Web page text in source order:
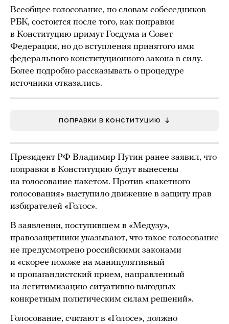
Всеобщее голосование, по словам собеседников
РБК, состоится после того, как поправки
в Конституцию примут Госдума и Совет
Федерации, но до вступления принятого ими
федерального конституционного закона в силу.
Более подробно рассказывать о процедуре
источники отказались.
ПОПРАВКИ В КОНСТИТУЦИЮ
Президент РФ Владимир Путин ранее заявил, что
поправки в Конституцию будут вынесены
на голосование пакетом. Против «пакетного
голосования» выступило движение в защиту прав
избирателей «Голос».
В заявлении, поступившем в «Медузу»,
правозащитники указывают, что такое голосование
не предусмотрено российскими законами
и «скорее похоже на манипулятивный
и пропагандистский прием, направленный
на легитимизацию ситуативно выгодных
конкретным политическим силам решений».
Голосование, считают в «Голосе», должно